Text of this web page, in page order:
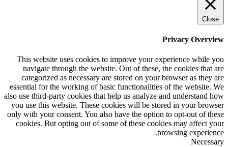
Close
Privacy Overview
This website uses cookies to improve your experience while you
navigate through the website. Out of these, the cookies that are
categorized as necessary are stored on your browser as they are
essential for the working of basic functionalities of the website. We
also use third-party cookies that help us analyze and understand how
you use this website. These cookies will be stored in your browser
only with your consent. You also have the option to opt-out of these
cookies. But opting out of some of these cookies may affect your
browsing experience.
Necessary